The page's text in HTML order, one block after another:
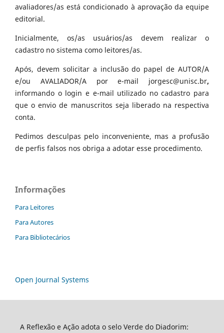
avaliadores/as está condicionado à aprovação da equipe
editorial.
Inicialmente, os/as usuários/as devem realizar o
cadastro no sistema como leitores/as.
Após, devem solicitar a inclusão do papel de AUTOR/A
e/ou AVALIADOR/A por e-mail jorgesc@unisc.br,
informando o login e e-mail utilizado no cadastro para
que o envio de manuscritos seja liberado na respectiva
conta.
Pedimos desculpas pelo inconveniente, mas a profusão
de perfis falsos nos obriga a adotar esse procedimento.
Informações
Para Leitores
Para Autores
Para Bibliotecários
Open Journal Systems
A Reflexão e Ação adota o selo Verde do Diadorim: